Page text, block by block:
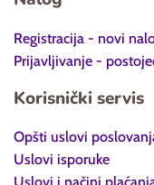
Registracija - novi
Prijavljivanje -
Korisnički servis
Opšti uslovi
Uslovi isporuke